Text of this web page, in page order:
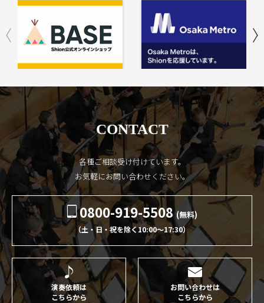
CONTACT
各種ご相談受け付けています。
お気軽にお問い合わせください。
0800-919-5508 (無料)
（土・日・祝を除く10:00〜17:30）
演奏依頼は
こちらから
お問い合わせは
こちらから